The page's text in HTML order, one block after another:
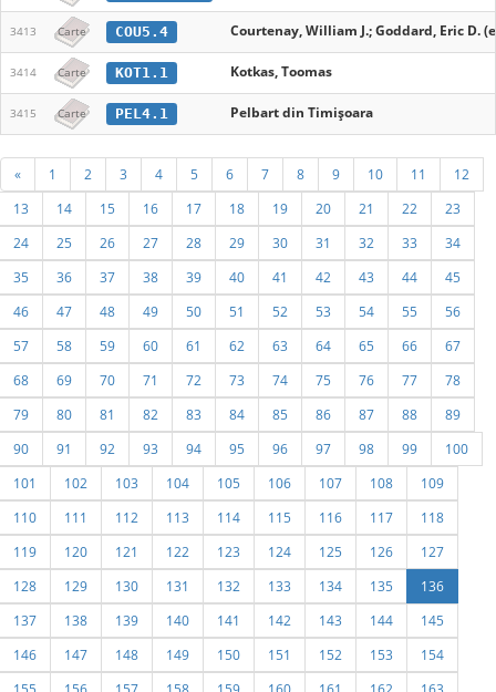
3413 Carte COU5.4 Courtenay, William J.; Goddard, Eric D.
3414 Carte KOT1.1 Kotkas, Toomas
3415 Carte PEL4.1 Pelbart din Timișoara
« 1 2 3 4 5 6 7 8 9 10 11
12
13
14 15 16 17 18 19 20 21 22
23
24
25 26 27 28 29 30 31 32 33
34
35
36 37 38 39 40 41 42 43 44
45
46
47 48 49 50 51 52 53 54 55
56
57
58 59 60 61 62 63 64 65 66
67
68
69 70 71 72 73 74 75 76 77
78
79
80 81 82 83 84 85 86 87 88
89
90
91 92 93 94 95 96 97 98 99
100
101
102 103 104 105 106 107 108
109
110
111 112 113 114 115 116 117
118
119
120 121 122 123 124 125 126
127
128
129 130 131 132 133 134 135
136
137
138 139 140 141 142 143 144
145
146
147 148 149 150 151 152 153
154